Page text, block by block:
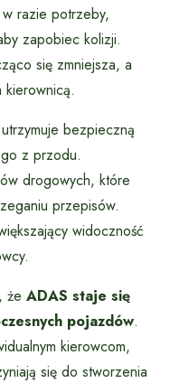
razie potrzeby,
zapobiec kolizji.
się zmniejsza, a
bezpieczną
z przodu.
drogowych, które
przepisów.
widoczność
że ADAS staje się
pojazdów.
kierowcom,
się do stworzenia